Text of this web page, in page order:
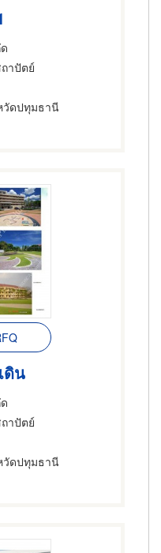
าปัตย์
วัดปทุมธานี
ดิน
าปัตย์
วัดปทุมธานี